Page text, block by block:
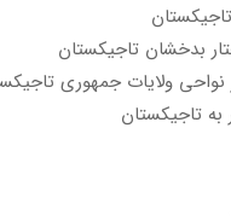
بدخشان تاجیکستان
نواحی ولایات جمهوری
تاجیکستان